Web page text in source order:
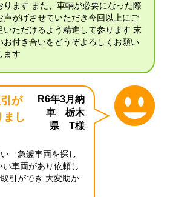
ります また、車輛が必要になった際
声がげさせていただき今回以上にご
いただけるよう精進して参ります 末
お付き合いをどうぞよろしくお願い
ます
が
まし
R6年3月納
車 栃木
県 T様
い 急遽車両を探し
車両があり依頼し
引ができ 大変助か